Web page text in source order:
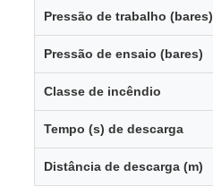
Pressão de trabalho (bares)
Pressão de ensaio (bares)
Classe de incêndio
Tempo (s) de descarga
Distância de descarga (m)